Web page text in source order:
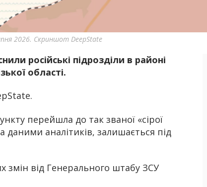
2026. Скриншот DeepState
російські підрозділи в районі
області.
перейшла до так званої «сірої
даними аналітиків, залишається під
змін від Генерального штабу ЗСУ